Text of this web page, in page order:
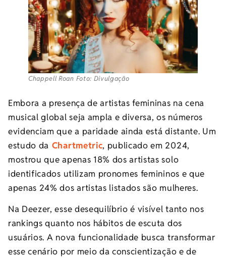
Chappell Roan Foto: Divulgação
Embora a presença de artistas femininas na cena
musical global seja ampla e diversa, os números
evidenciam que a paridade ainda está distante. Um
estudo da Chartmetric, publicado em 2024,
mostrou que apenas 18% dos artistas solo
identificados utilizam pronomes femininos e que
apenas 24% dos artistas listados são mulheres.
Na Deezer, esse desequilíbrio é visível tanto nos
rankings quanto nos hábitos de escuta dos
usuários. A nova funcionalidade busca transformar
esse cenário por meio da conscientização e de